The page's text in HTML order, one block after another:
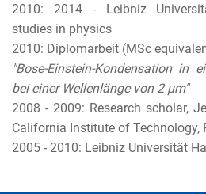
2010: 2014 - Leibniz
studies in physics
2010: Diplomarbeit (MSc
"Bose-Einstein-Kondensation in
bei einer Wellenlänge von 2 µm"
2008 - 2009: Research scholar,
California Institute of Technology,
2005 - 2010: Leibniz Universität